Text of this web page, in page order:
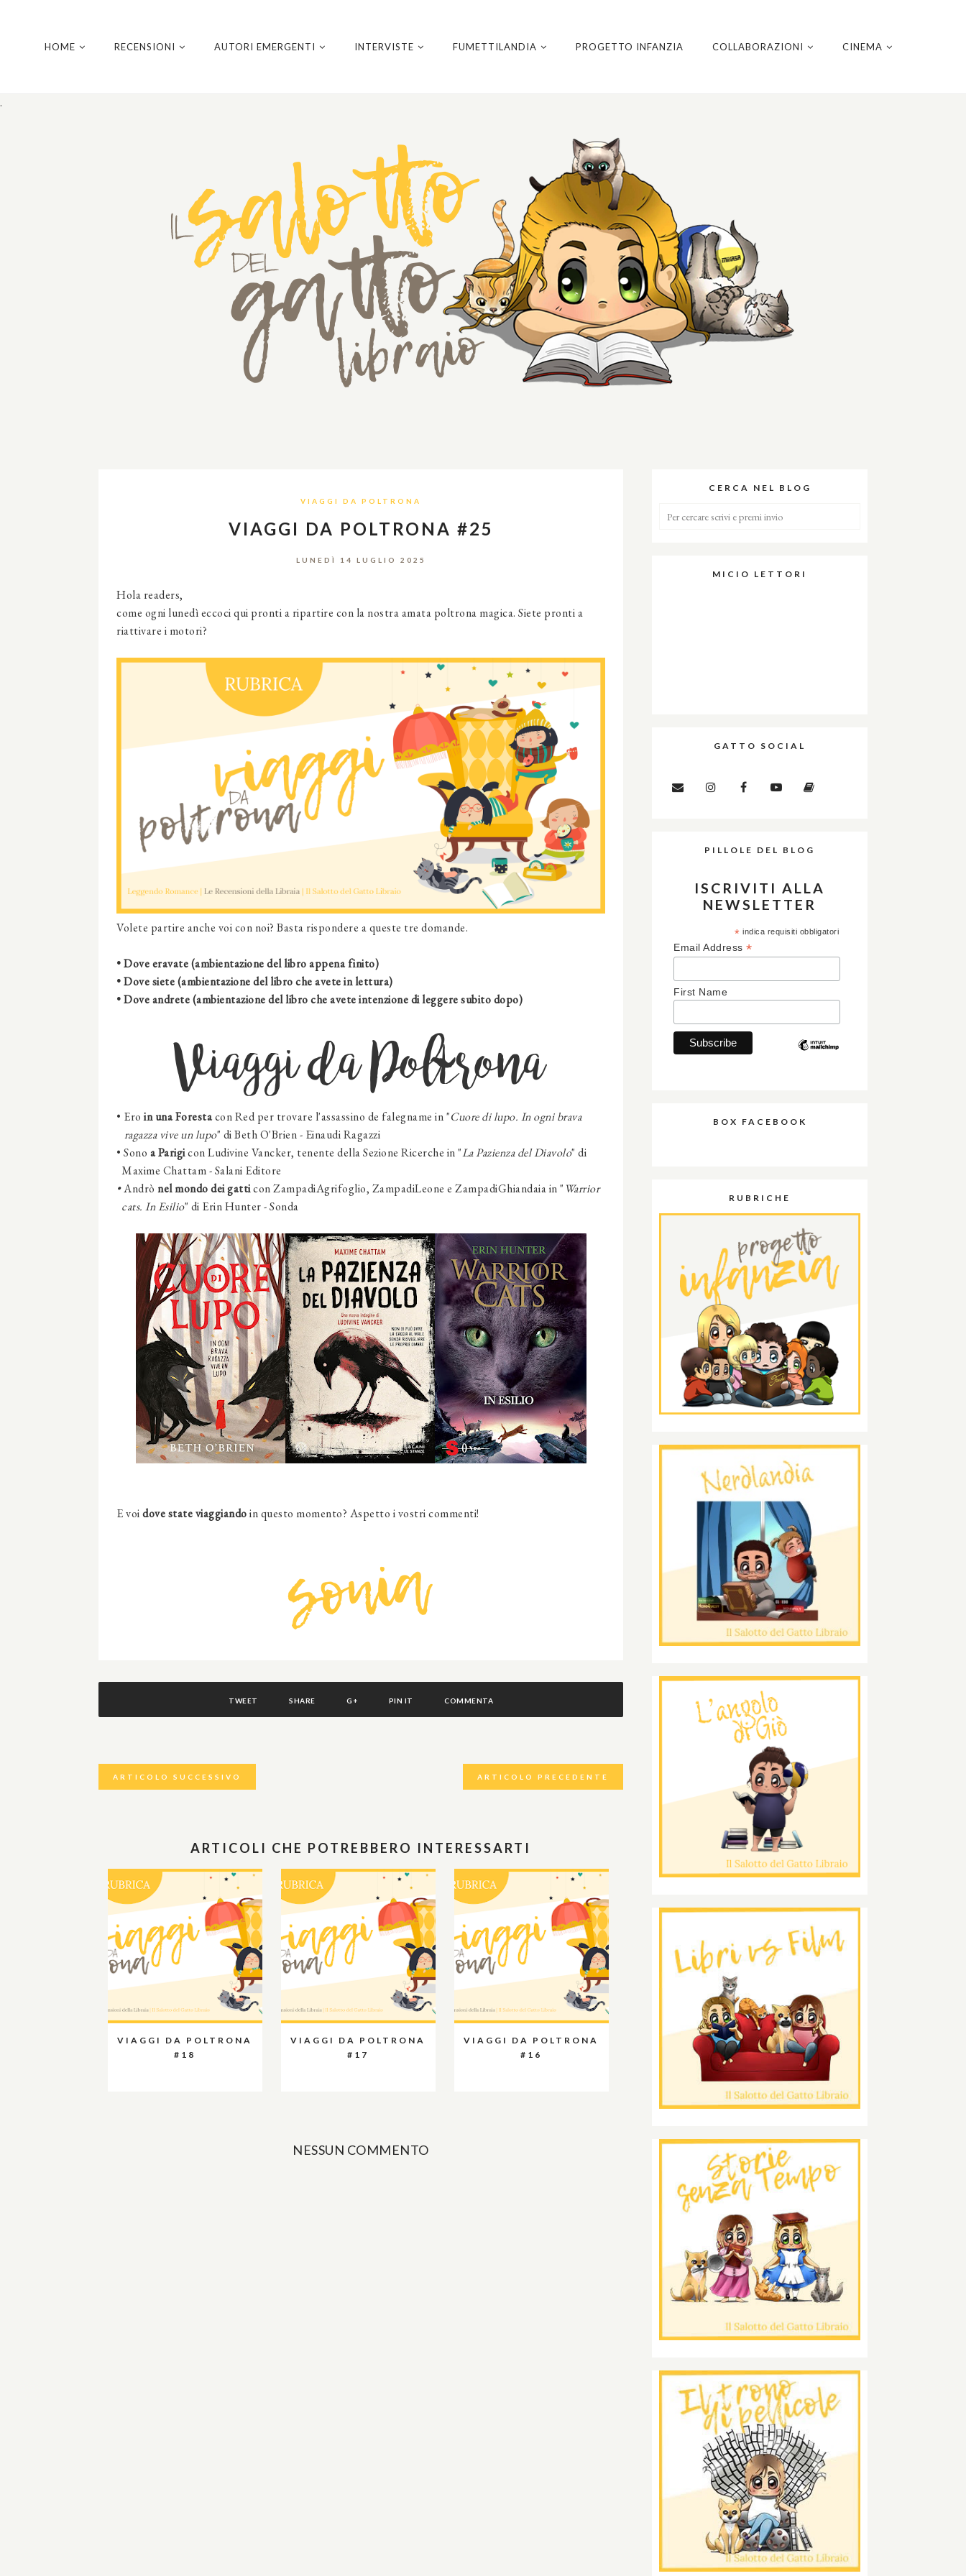
.
HOME RECENSIONI AUTORI EMERGENTI INTERVISTE FUMETTILANDIA PROGETTO INFANZIA COLLABORAZIONI CINEMA
VIAGGI DA POLTRONA
VIAGGI DA POLTRONA #25
LUNEDÌ 14 LUGLIO 2025
Hola readers,
come ogni lunedì eccoci qui pronti a ripartire con la nostra amata poltrona magica. Siete pronti a
riattivare i motori?
Volete partire anche voi con noi? Basta rispondere a queste tre domande.
• Dove eravate (ambientazione del libro appena finito)
• Dove siete (ambientazione del libro che avete in lettura)
• Dove andrete (ambientazione del libro che avete intenzione di leggere subito dopo)
Viaggi da Poltrona
• Ero in una ForestaconRedper trovare l'assassino de falegname in "Cuore di lupo. In ogni brava
ragazza vive un lupo" di Beth O'Brien - Einaudi Ragazzi
• Sono a ParigiconLudivine Vancker, tenente della Sezione Ricerche in "La Pazienza del Diavolo" di
Maxime Chattam -Salani Editore
•Andrò nel mondo dei gatticonZampadiAgrifoglio, ZampadiLeone e ZampadiGhiandaiain "Warrior
cats. In Esilio" di Erin Hunter -Sonda
E voidove state viaggiandoin questo momento? Aspetto i vostri commenti!
TWEET SHARE G+ PIN IT COMMENTA
ARTICOLO SUCCESSIVO ARTICOLO PRECEDENTE
ARTICOLI CHE POTREBBERO INTERESSARTI
VIAGGI DA POLTRONA
#18
VIAGGI DA POLTRONA
#17
VIAGGI DA POLTRONA
#16
NESSUN COMMENTO
CERCA NEL BLOG
MICIO LETTORI
GATTO SOCIAL
PILLOLE DEL BLOG
ISCRIVITI ALLA
NEWSLETTER
* indica requisiti obbligatori
Email Address *
First Name
BOX FACEBOOK
RUBRICHE